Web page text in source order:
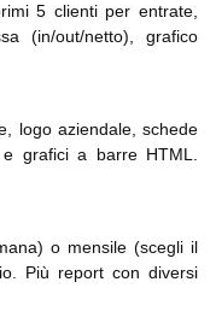
5 clienti per entrate,
(in/out/netto), grafico
logo aziendale, schede
grafici a barre HTML.
o mensile (scegli il
Più report con diversi